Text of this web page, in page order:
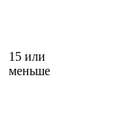
15 или
меньше